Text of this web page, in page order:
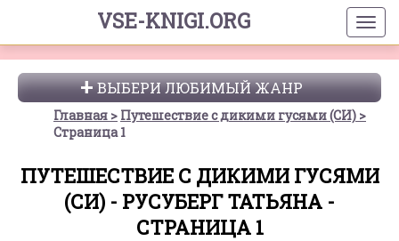
VSE-KNIGI.ORG
ВЫБЕРИ ЛЮБИМЫЙ ЖАНР
Главная
Путешествие с дикими гусями (СИ)
Страница 1
ПУТЕШЕСТВИЕ С ДИКИМИ ГУСЯМИ
(СИ) - РУСУБЕРГ ТАТЬЯНА -
СТРАНИЦА 1